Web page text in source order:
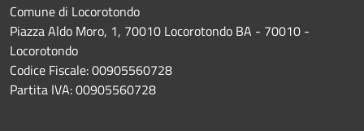
Comune di Locorotondo
Piazza Aldo Moro, 1, 70010 Locorotondo BA - 70010 -
Locorotondo
Codice Fiscale: 00905560728
Partita IVA: 00905560728